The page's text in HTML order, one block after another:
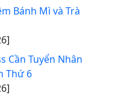
Bánh Mì và Trà
Cần Tuyển Nhân
Thứ 6